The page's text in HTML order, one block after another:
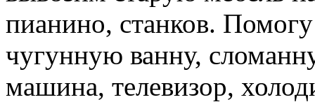
пианино, станков.
чугунную ванну,
машина, телевизор,